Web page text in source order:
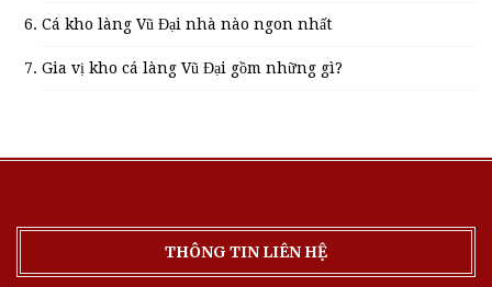
Cá kho làng Vũ Đại nhà nào ngon nhất
Gia vị kho cá làng Vũ Đại gồm những gì?
THÔNG TIN LIÊN HỆ